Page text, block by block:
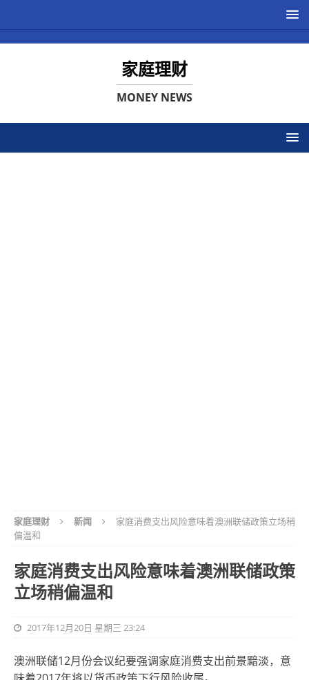
家庭理财
MONEY NEWS
家庭理财 新闻
家庭消费支出风险意味着澳洲联储政策立场稍
偏温和
家庭消费支出风险意味着澳洲联储政策
立场稍偏温和
2017年12月20日 星期三 23:24
澳洲联储12月份会议纪要强调家庭消费支出前景黯淡，意